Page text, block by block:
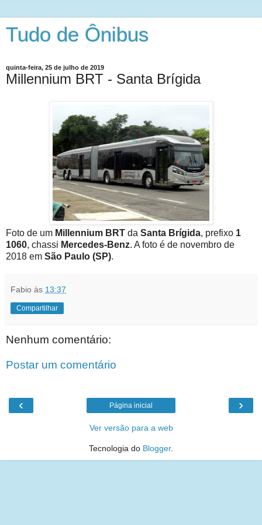
Tudo de Ônibus
quinta-feira, 25 de julho de 2019
Millennium BRT - Santa Brígida
Foto de um Millennium BRT da Santa Brígida, prefixo 1
1060, chassi Mercedes-Benz. A foto é de novembro de
2018 em São Paulo (SP).
Fabio às 13:37
Compartilhar
Nenhum comentário:
Postar um comentário
‹ ›
Página inicial
Ver versão para a web
Tecnologia do Blogger.